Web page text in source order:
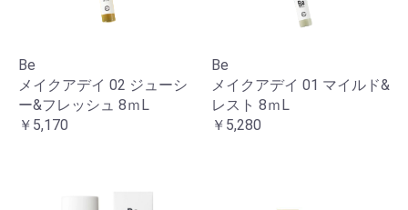
Be
メイクアデイ 02 ジューシ
ー&フレッシュ 8ｍL
￥5,170
Be
メイクアデイ 01 マイルド&
レスト 8ｍL
￥5,280